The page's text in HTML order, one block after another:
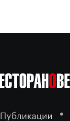
Публикации